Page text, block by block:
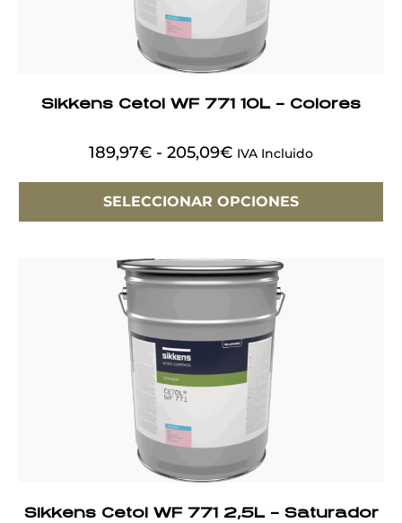
Sikkens Cetol WF 771 10L – Colores
189,97€ - 205,09€ IVA Incluido
SELECCIONAR OPCIONES
Sikkens Cetol WF 771 2,5L – Saturador